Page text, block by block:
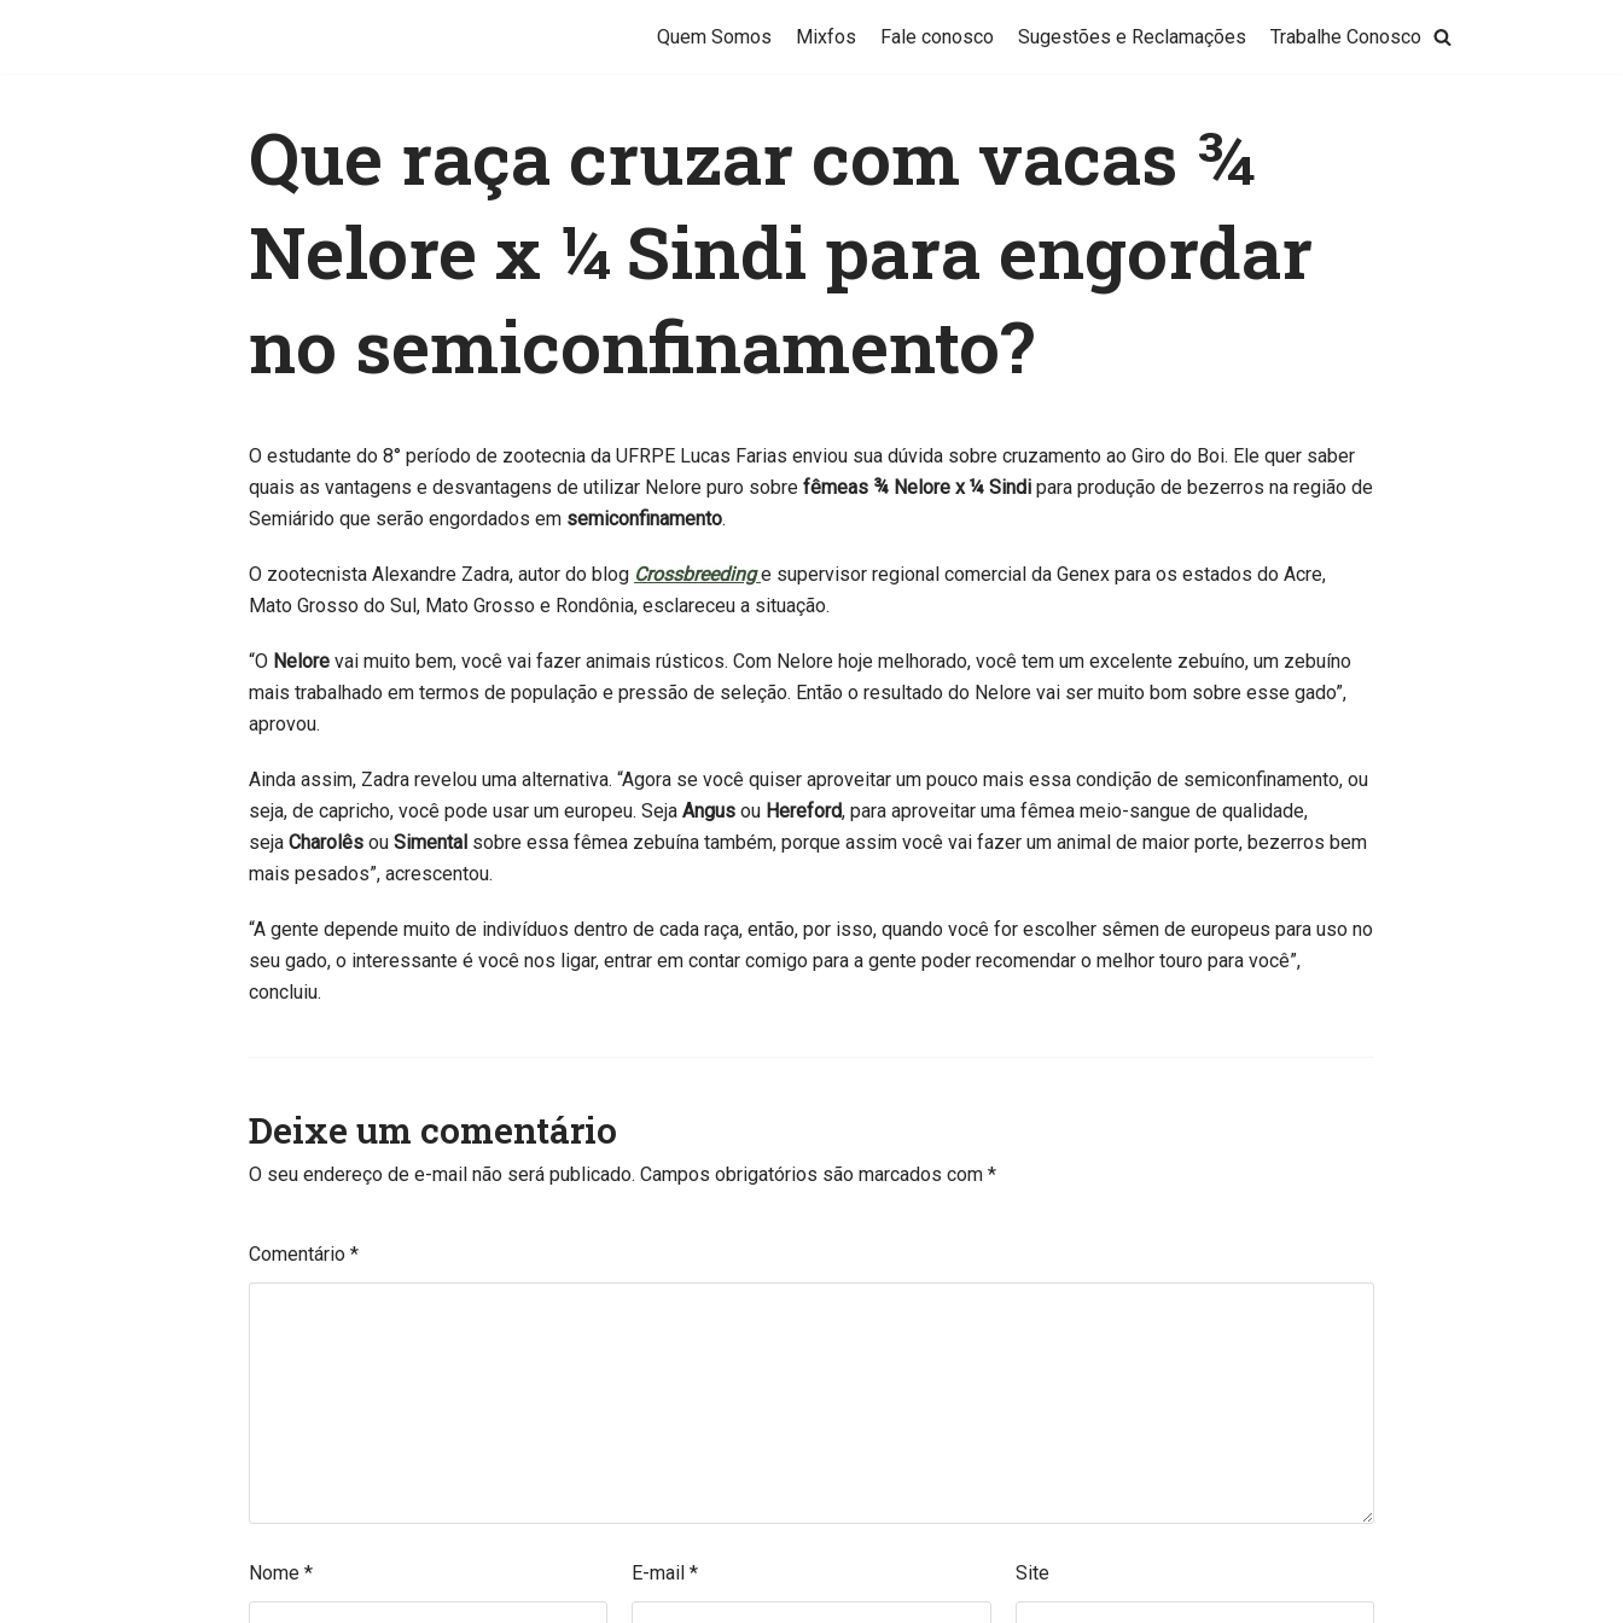
Quem Somos Mixfos Fale conosco Sugestões e Reclamações Trabalhe Conosco
Que raça cruzar com vacas ¾
Nelore x ¼ Sindi para engordar
no semiconfinamento?
O estudante do 8° período de zootecnia da UFRPE Lucas Farias enviou sua dúvida sobre cruzamento ao Giro do Boi. Ele quer saber
quais as vantagens e desvantagens de utilizar Nelore puro sobrefêmeas ¾ Nelore x ¼ Sindi para produção de bezerros na região de
Semiárido que serão engordados em semiconfinamento.
O zootecnista Alexandre Zadra, autor do blog Crossbreeding e supervisor regional comercial da Genex para os estados do Acre,
Mato Grosso do Sul, Mato Grosso e Rondônia, esclareceu a situação.
“O Nelore vai muito bem, você vai fazer animais rústicos. Com Nelore hoje melhorado, você tem um excelente zebuíno, um zebuíno
mais trabalhado em termos de população e pressão de seleção. Então o resultado do Nelore vai ser muito bom sobre esse gado”,
aprovou.
Ainda assim, Zadra revelou uma alternativa. “Agora se você quiser aproveitar um pouco mais essa condição de semiconfinamento, ou
seja, de capricho, você pode usar um europeu. SejaAngus ou Hereford, para aproveitar uma fêmea meio-sangue de qualidade,
sejaCharolês ouSimental sobre essa fêmea zebuína também, porque assim você vai fazer um animal de maior porte, bezerros bem
mais pesados”, acrescentou.
“A gente depende muito de indivíduos dentro de cada raça, então, por isso, quando você for escolher sêmen de europeus para uso no
seu gado, o interessante é você nos ligar, entrar em contar comigo para a gente poder recomendar o melhor touro para você”,
concluiu.
Deixe um comentário
O seu endereço de e-mail não será publicado. Campos obrigatórios são marcados com*
Comentário*
Nome* E-mail* Site